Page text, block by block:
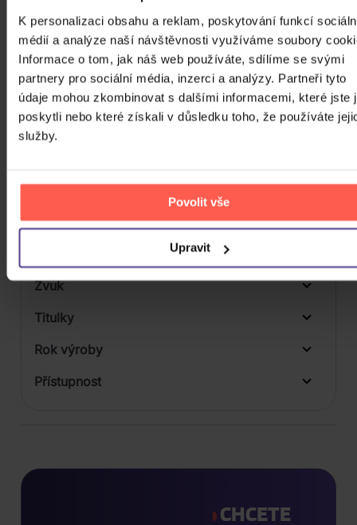
K personalizaci obsahu a reklam, poskytování funkcí
médií a analýze naší návštěvnosti využíváme soubory
Informace o tom, jak náš web používáte, sdílíme se svými
partnery pro sociální média, inzerci a analýzy. Partneři tyto
údaje mohou zkombinovat s dalšími informacemi, které jste
poskytli nebo které získali v důsledku toho, že používáte
služby.
Povolit vše
Upravit
DVD
1
Počet MC
Počet DVD
Počet BD
Počet vinyl
Plastový obal
Formát média
Zvuk
Titulky
Rok výroby
Přístupnost
CHCETE